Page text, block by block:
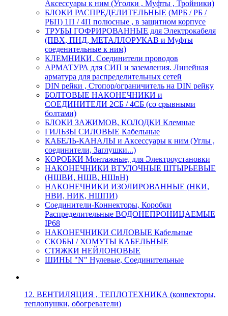
Аксессуары к ним (Уголки , Муфты , Тройники)
БЛОКИ РАСПРЕДЕЛИТЕЛЬНЫЕ (МРБ / РБ /
РБП) 1П / 4П полюсные , в защитном корпусе
ТРУБЫ ГОФРИРОВАННЫЕ для Электрокабеля
(ПВХ, ПНД, МЕТАЛЛОРУКАВ и Муфты
соеденительные к ним)
КЛЕМНИКИ, Соединители проводов
АРМАТУРА для СИП и заземления. Линейная
арматура для распределительных сетей
DIN рейки , Стопор/ограничитель на DIN рейку
БОЛТОВЫЕ НАКОНЕЧНИКИ и
СОЕДИНИТЕЛИ 2СБ / 4СБ (со срывными
болтами)
БЛОКИ ЗАЖИМОВ, КОЛОДКИ Клемные
ГИЛЬЗЫ СИЛОВЫЕ Кабельные
КАБЕЛЬ-КАНАЛЫ и Аксессуары к ним (Углы ,
соединители, Заглушки...)
КОРОБКИ Монтажные, для Электроустановки
НАКОНЕЧНИКИ ВТУЛОЧНЫЕ ШТЫРЬЕВЫЕ
(НШВИ, НШВ, НШвН)
НАКОНЕЧНИКИ ИЗОЛИРОВАННЫЕ (НКИ,
НВИ, НИК, НШПИ)
Соединители-Коннекторы, Коробки
Распределительные ВОДОНЕПРОНИЦАЕМЫЕ
IP68
НАКОНЕЧНИКИ СИЛОВЫЕ Кабельные
СКОБЫ / ХОМУТЫ КАБЕЛЬНЫЕ
СТЯЖКИ НЕЙЛОНОВЫЕ
ШИНЫ "N" Нулевые, Соединительные
12. ВЕНТИЛЯЦИЯ , ТЕПЛОТЕХНИКА (конвекторы,
теплопушки, обогреватели)